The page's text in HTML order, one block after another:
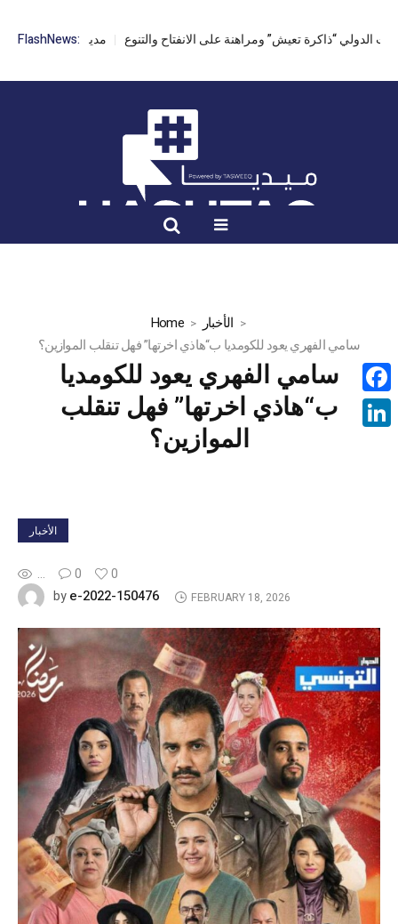
FlashNews:
مدير مهرجان القنطاوي:
Home
الأخبار
سامي الفهري يعود للكومديا ب“هاذي اخرتها” فهل تنقلب الموازين؟
سامي الفهري يعود للكومديا
ب“هاذي اخرتها” فهل تنقلب
الموازين؟
الأخبار
... 0
0
bye-2022-150476 FEBRUARY 18, 2026